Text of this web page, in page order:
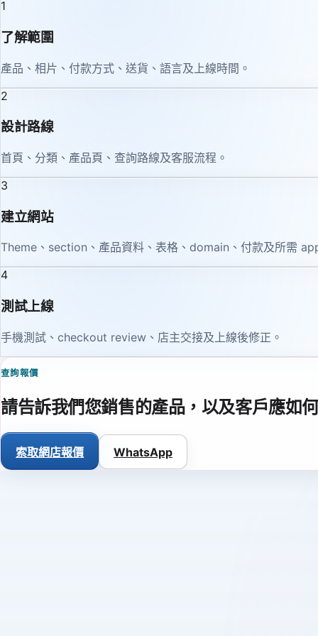
1
了解範圍
產品、相片、付款方式、送貨、語言及上線時間。
2
設計路線
首頁、分類、產品頁、查詢路線及客服流程。
3
建立網站
Theme、section、產品資料、表格、domain、付款及所需
4
測試上線
手機測試、checkout review、店主交接及上線後修正。
查詢報價
請告訴我們您銷售的產品，以及客戶應如
索取網店報價 WhatsApp